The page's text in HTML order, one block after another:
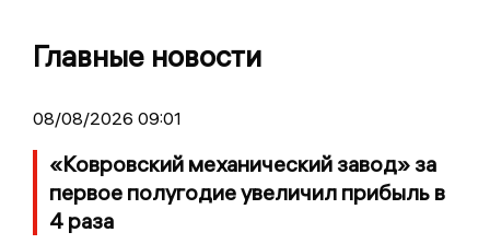
Главные новости
08/08/2026 09:01
«Ковровский механический завод» за
первое полугодие увеличил прибыль в
4 раза